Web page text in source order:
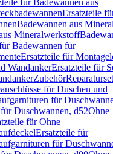
für Badewannen aus
Ersatzteile
Badewannen aus
Mineralwerkstoff
Badewannen für
Ersatzteile für
WandankerErsatzteile für
Zubehör
für Duschen und
für
Duschwannen, d52Ohne
für Ohne
Ersatzteile für
für